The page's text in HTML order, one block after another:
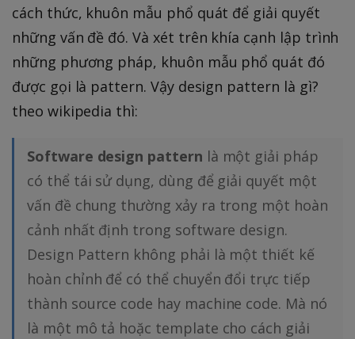
cách thức, khuôn mẫu phổ quát để giải quyết
những vấn đề đó. Và xét trên khía cạnh lập trình
những phương pháp, khuôn mẫu phổ quát đó
được gọi là pattern. Vậy design pattern là gì?
theo wikipedia thì:
Software design pattern là một giải pháp
có thể tái sử dụng, dùng để giải quyết một
vấn đề chung thường xảy ra trong một hoàn
cảnh nhất định trong software design.
Design Pattern không phải là một thiết kế
hoàn chỉnh để có thể chuyển đổi trực tiếp
thành source code hay machine code. Mà nó
là một mô tả hoặc template cho cách giải